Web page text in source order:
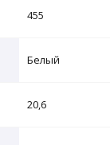
455
Белый
20,6